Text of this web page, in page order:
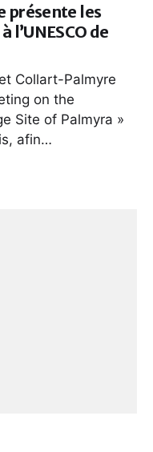
présente les
de
Collart-Palmyre
on the
Site of Palmyra »
afin…